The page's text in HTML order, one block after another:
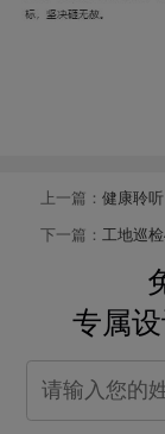
上一篇： 健康聆
下一篇： 工地巡
专属